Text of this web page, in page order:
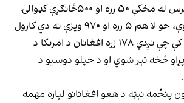
د راپور له مخې، کانګرس له مخکې ۵۰ زره او ۵۰۰ځانګړې کډوالۍ
ویزې منظورې کړې وې، خو لا هم ۵ زره او ۹۷۰ ویزې نه دي کارول
شوې، په داسې حال کې چې نږدې ۱۷۸ زره افغانان د امریکا د
پړاو څخه تېر شوي او د خپلو دوسیو د
پنځمه نېټه د هغو افغانانو لپاره مهمه